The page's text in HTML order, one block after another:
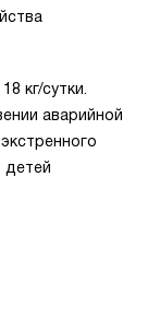
кг/сутки.
аварийной
детей